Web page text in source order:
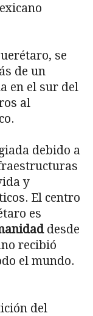
se
de un
en el sur del
al
debido a
y
El centro
es
desde
recibió
el mundo.
del